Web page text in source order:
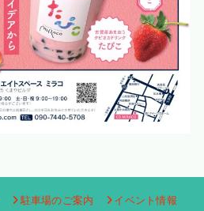
駐車場のご案内
イベント情報